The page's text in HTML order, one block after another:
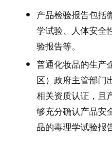
产品检验报告包括
学试验、人体安全
验报告等。
普通化妆品的生产
区）政府主管部门
相关资质认证，且
够充分确认产品安
品的毒理学试验报